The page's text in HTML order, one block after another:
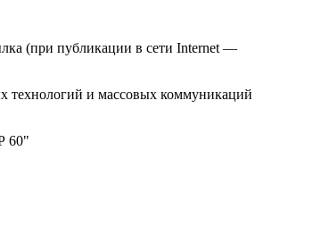
(при публикации в сети Internet —
и массовых коммуникаций
60"